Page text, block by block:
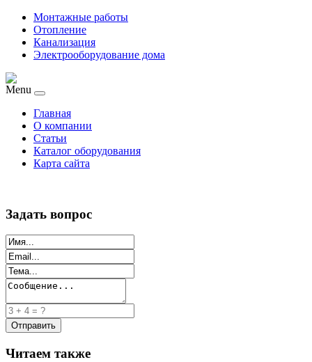
Монтажные работы
Отопление
Канализация
Электрооборудование дома
Menu
Главная
О компании
Статьи
Каталог оборудования
Карта сайта
Задать вопрос
Читаем также